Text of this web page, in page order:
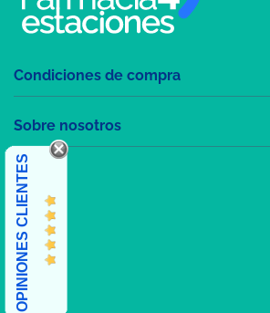
Condiciones de compra
Sobre nosotros
OPINIONES CLIENTES